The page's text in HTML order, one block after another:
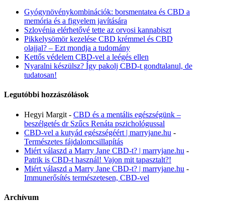
Gyógynövénykombinációk: borsmentatea és CBD a
memória és a figyelem javítására
Szlovénia elérhetővé tette az orvosi kannabiszt
Pikkelysömör kezelése CBD krémmel és CBD
olajjal? – Ezt mondja a tudomány
Kettős védelem CBD-vel a leégés ellen
Nyaralni készülsz? Így pakolj CBD-t gondtalanul, de
tudatosan!
Legutóbbi hozzászólások
Hegyi Margit - CBD és a mentális egészségünk –
beszélgetés dr Szűcs Renáta pszichológussal
CBD-vel a kutyád egészségéért | marryjane.hu -
Természetes fájdalomcsillapítás
Miért válaszd a Marry Jane CBD-t? | marryjane.hu -
Patrik is CBD-t használ! Vajon mit tapasztalt?!
Miért válaszd a Marry Jane CBD-t? | marryjane.hu -
Immunerősítés természetesen, CBD-vel
Archívum